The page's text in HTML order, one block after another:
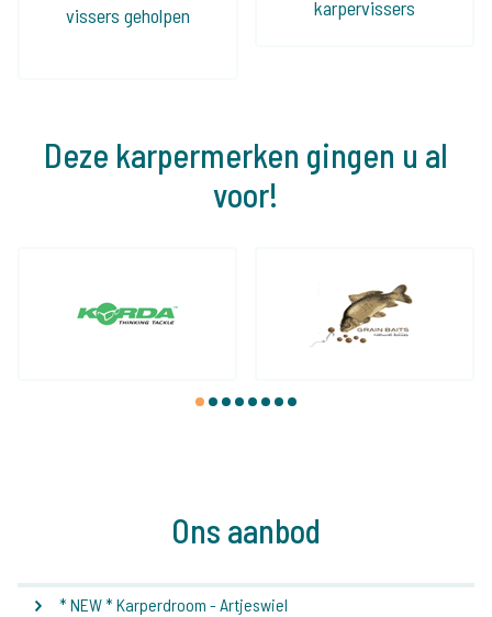
vissers geholpen
karpervissers
Deze karpermerken gingen u al
voor!
1 2 3 4 5 6 7 8
Ons aanbod
* NEW * Karperdroom - Artjeswiel